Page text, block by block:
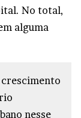
No total,
alguma
crescimento
nesse